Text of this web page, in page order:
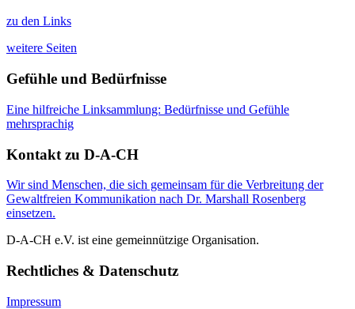
zu den Links
weitere Seiten
Gefühle und Bedürfnisse
Eine hilfreiche Linksammlung: Bedürfnisse und Gefühle
mehrsprachig
Kontakt zu D-A-CH
Wir sind Menschen, die sich gemeinsam für die Verbreitung der
Gewaltfreien Kommunikation nach Dr. Marshall Rosenberg
einsetzen.
D-A-CH e.V. ist eine gemeinnützige Organisation.
Rechtliches & Datenschutz
Impressum